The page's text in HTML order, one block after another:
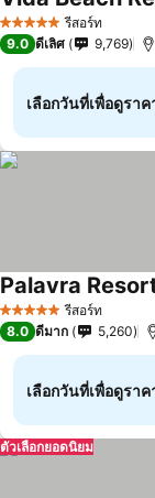
5 ดาว รีสอร์ท
9.0 ดีเลิศ 9,769
เลือกวันที่เพื่อดูรา
5 ดาว รีสอร์ท
Palavra
8.0 ดีมาก 5,260
เลือกวันที่เพื่อดูรา
ตัวเลือกยอดนิยม